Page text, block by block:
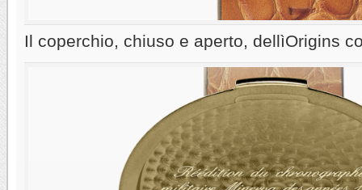
Il coperchio, chiuso e aperto, dellìOrigins